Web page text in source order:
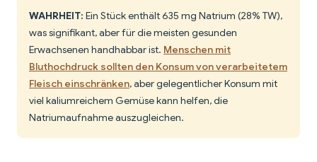
WAHRHEIT: Ein Stück enthält 635 mg Natrium (28% TW),
was signifikant, aber für die meisten gesunden
Erwachsenen handhabbar ist. Menschen mit
Bluthochdruck sollten den Konsum von verarbeitetem
Fleisch einschränken, aber gelegentlicher Konsum mit
viel kaliumreichem Gemüse kann helfen, die
Natriumaufnahme auszugleichen.